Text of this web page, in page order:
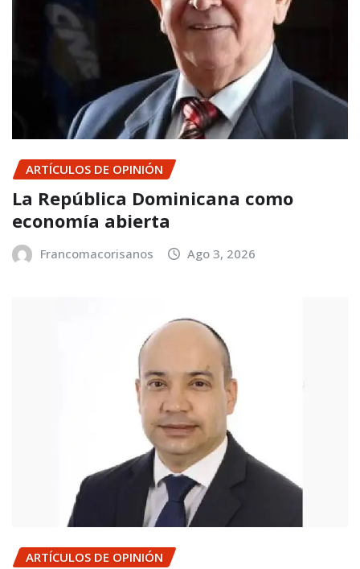
ARTÍCULOS DE OPINIÓN
La República Dominicana como
economía abierta
Francomacorisanos Ago 3, 2026
ARTÍCULOS DE OPINIÓN